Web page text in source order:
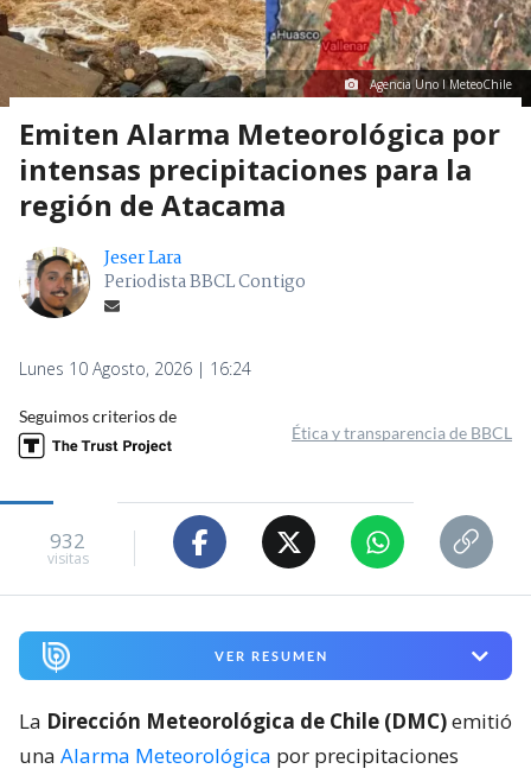
Agencia Uno I MeteoChile
Emiten Alarma Meteorológica por
intensas precipitaciones para la
región de Atacama
Jeser Lara
Periodista BBCL Contigo
Lunes 10 Agosto, 2026 | 16:24
Seguimos criterios de
Ética y transparencia de BBCL
932
visitas
VER RESUMEN
La Dirección Meteorológica de Chile (DMC)emitió
una Alarma Meteorológica por precipitaciones